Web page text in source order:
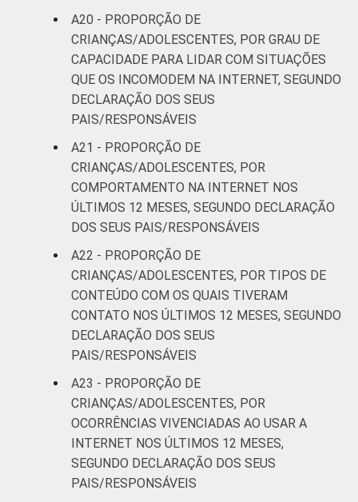
A20 - PROPORÇÃO DE
CRIANÇAS/ADOLESCENTES, POR GRAU DE
CAPACIDADE PARA LIDAR COM SITUAÇÕES
QUE OS INCOMODEM NA INTERNET, SEGUNDO
DECLARAÇÃO DOS SEUS
PAIS/RESPONSÁVEIS
A21 - PROPORÇÃO DE
CRIANÇAS/ADOLESCENTES, POR
COMPORTAMENTO NA INTERNET NOS
ÚLTIMOS 12 MESES, SEGUNDO DECLARAÇÃO
DOS SEUS PAIS/RESPONSÁVEIS
A22 - PROPORÇÃO DE
CRIANÇAS/ADOLESCENTES, POR TIPOS DE
CONTEÚDO COM OS QUAIS TIVERAM
CONTATO NOS ÚLTIMOS 12 MESES, SEGUNDO
DECLARAÇÃO DOS SEUS
PAIS/RESPONSÁVEIS
A23 - PROPORÇÃO DE
CRIANÇAS/ADOLESCENTES, POR
OCORRÊNCIAS VIVENCIADAS AO USAR A
INTERNET NOS ÚLTIMOS 12 MESES,
SEGUNDO DECLARAÇÃO DOS SEUS
PAIS/RESPONSÁVEIS